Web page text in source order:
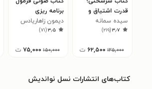
قدرت اشتیاق و
پشتکار
سیده سمانه
(سیمین) سیدی
۳٫۷(۲۱۹)
۱۲۵,۰۰۰ ۶۲,۵۰۰ ت
برنامه ریزی
دیمون زاهاریادس
۳٫۵(۷۱)
۱۵۰,۰۰۰ ۷۵,۰۰۰ ت
کتاب‌های انتشارات نسل نواندیش